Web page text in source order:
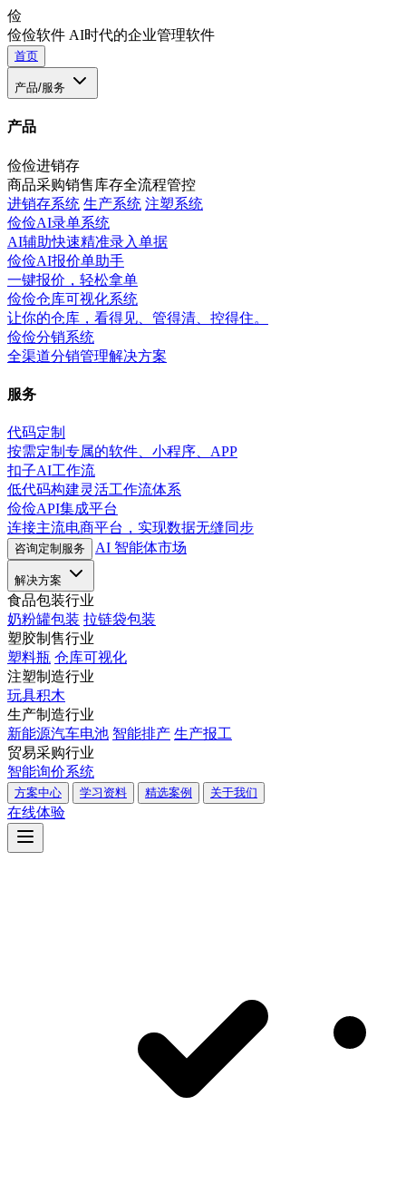
俭
俭俭软件 AI时代的企业管理软件
首页
产品/服务
产品
俭俭进销存
商品采购销售库存全流程管控
进销存系统 生产系统 注塑系统
俭俭AI录单系统
AI辅助快速精准录入单据
俭俭AI报价单助手
一键报价，轻松拿单
俭俭仓库可视化系统
让你的仓库，看得见、管得清、控得住。
俭俭分销系统
全渠道分销管理解决方案
服务
代码定制
按需定制专属的软件、小程序、APP
扣子AI工作流
低代码构建灵活工作流体系
俭俭API集成平台
连接主流电商平台，实现数据无缝同步
咨询定制服务 AI 智能体市场
解决方案
食品包装行业
奶粉罐包装 拉链袋包装
塑胶制售行业
塑料瓶 仓库可视化
注塑制造行业
玩具积木
生产制造行业
新能源汽车电池 智能排产 生产报工
贸易采购行业
智能询价系统
方案中心 学习资料 精选案例 关于我们
在线体验